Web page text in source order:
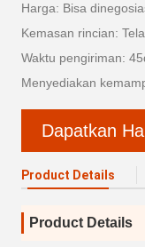
Harga: Bisa
Kemasan rincian:
Waktu pengiriman:
Menyediakan
Dapatkan
Product Details
Product Details